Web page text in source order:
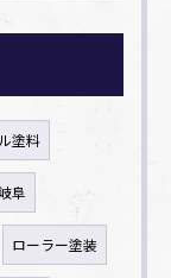
塗料
阜
ローラー塗装